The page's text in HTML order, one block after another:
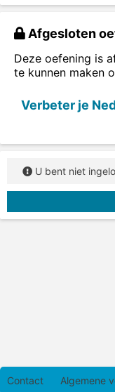
het boompje
het huisje
Vul het lidwoord
Afgesloten
Deze oefening is
te kunnen maken
Verbeter je
U bent niet
Contact Algemene